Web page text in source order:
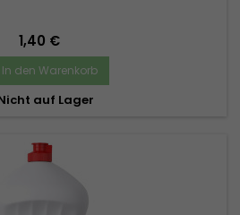
Preis
1,40 €
In den Warenkorb
auf Lager